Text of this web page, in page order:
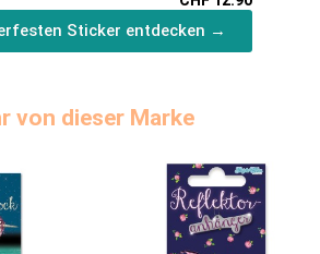
Sticker entdecken →
von dieser Marke